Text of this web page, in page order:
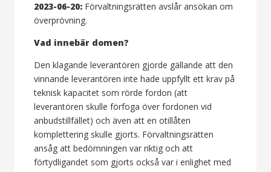
2023-06-20: Förvaltningsrätten avslår ansökan om
överprövning.
Vad innebär domen?
Den klagande leverantören gjorde gällande att den
vinnande leverantören inte hade uppfyllt ett krav på
teknisk kapacitet som rörde fordon (att
leverantören skulle förfoga över fordonen vid
anbudstillfället) och även att en otillåten
komplettering skulle gjorts. Förvaltningsrätten
ansåg att bedömningen var riktig och att
förtydligandet som gjorts också var i enlighet med